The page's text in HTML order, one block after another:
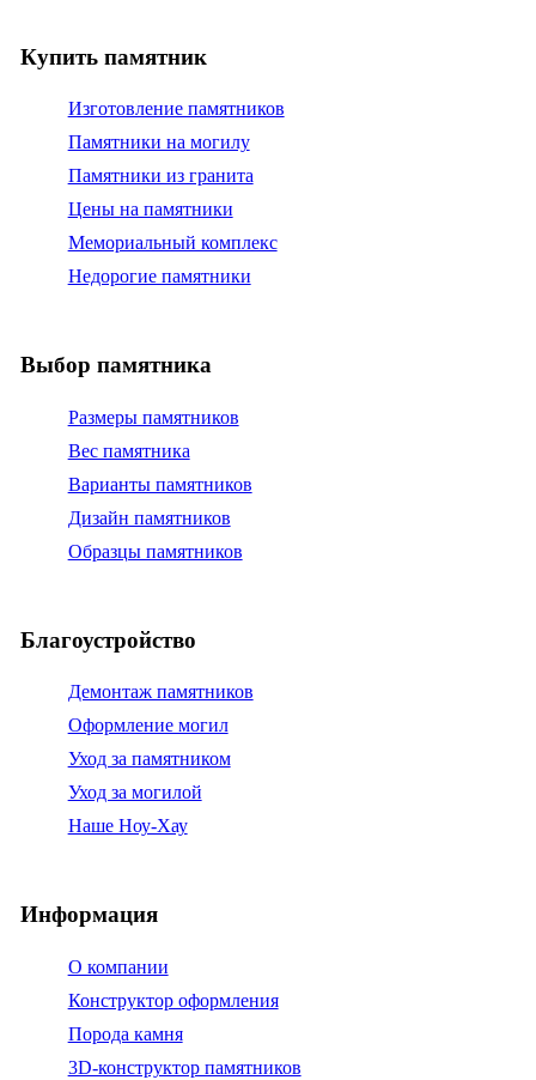
Купить памятник
Изготовление памятников
Памятники на могилу
Памятники из гранита
Цены на памятники
Мемориальный комплекс
Недорогие памятники
Выбор памятника
Размеры памятников
Вес памятника
Варианты памятников
Дизайн памятников
Образцы памятников
Благоустройство
Демонтаж памятников
Оформление могил
Уход за памятником
Уход за могилой
Наше Ноу-Хау
Информация
О компании
Конструктор оформления
Порода камня
3D-конструктор памятников